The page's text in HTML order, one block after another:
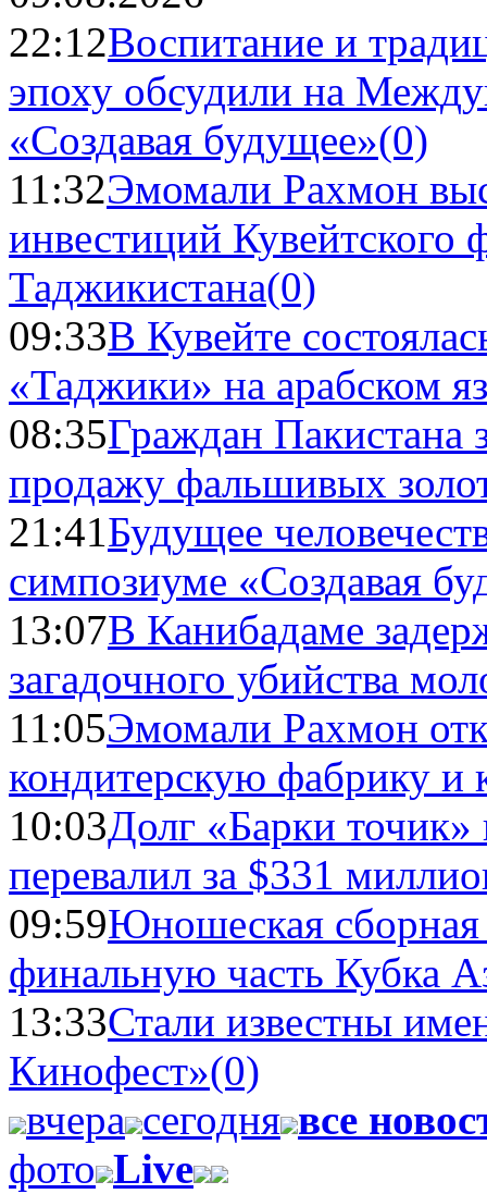
22:12Воспитание и
эпоху обсудили на
«Создавая будущее»(0)
11:32Эмомали Рахмон
инвестиций Кувейтского
Таджикистана(0)
09:33В Кувейте
«Таджики» на арабском
08:35Граждан Пакистана
продажу фальшивых
21:41Будущее
симпозиуме «Создавая
13:07В Канибадаме
загадочного убийства
11:05Эмомали Рахмон
кондитерскую фабрику и
10:03Долг «Барки
перевалил за $331
09:59Юношеская
финальную часть Кубка
13:33Стали известны
Кинофест»(0)
вчера сегодня все
фото Live